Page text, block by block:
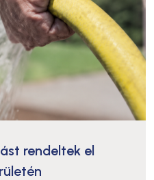
rendeltek el